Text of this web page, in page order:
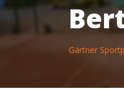
Gärtner